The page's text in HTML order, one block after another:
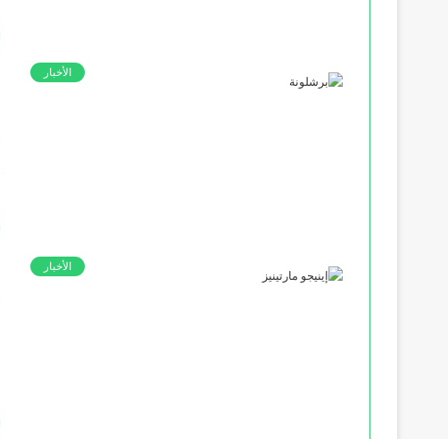
الأخبار
الأخبار